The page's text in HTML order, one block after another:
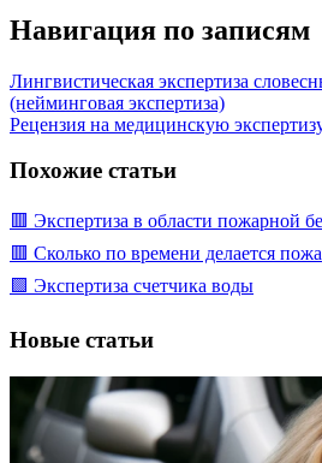
Навигация по записям
Лингвистическая экспертиза
(нейминговая экспертиза)
Рецензия на медицинскую
Похожие статьи
🟥 Экспертиза в области пожарной
🟥 Сколько по времени делается
🟩 Экспертиза счетчика воды
Новые статьи